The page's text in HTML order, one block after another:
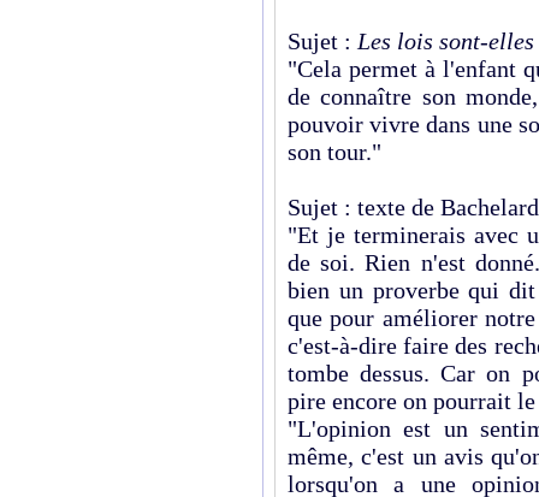
Sujet : Les lois sont-
"Cela permet à l'enfant
de connaître son
pouvoir vivre dans une
son tour."
Sujet : texte de Bachelard
"Et je terminerais avec
de soi. Rien n'est
bien un proverbe qui
que pour améliorer
c'est-à-dire faire des
tombe dessus. Car on
pire encore on pourrait
"L'opinion est un
même, c'est un avis
lorsqu'on a une